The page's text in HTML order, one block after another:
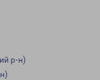
р-н)